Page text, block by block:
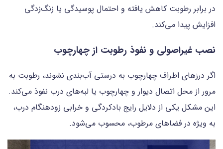
در برابر رطوبت کاهش یافته و احتمال پوسیدگی یا زنگ‌زدگی
افزایش پیدا می‌کند.
نصب غیراصولی و نفوذ رطوبت از چهارچوب
اگر درزهای اطراف چهارچوب به درستی آب‌بندی نشوند، رطوبت به
مرور از محل اتصال دیوار و چهارچوب یا لبه‌های درب نفوذ می‌کند.
این مشکل یکی از دلایل رایج بادکردگی و خرابی زودهنگام درب،
به ویژه در فضاهای مرطوب، محسوب می‌شود.